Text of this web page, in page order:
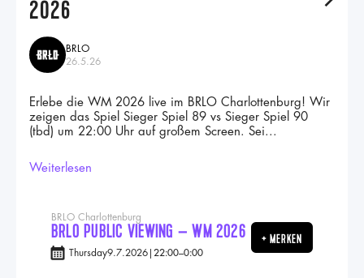
2026
BRLO
26.5.26
Erlebe die WM 2026 live im BRLO Charlottenburg! Wir
zeigen das Spiel Sieger Spiel 89 vs Sieger Spiel 90
(tbd) um 22:00 Uhr auf großem Screen. Sei...
Weiterlesen
BRLO Charlottenburg
BRLO PUBLIC VIEWING – WM 2026
Thursday9.7.2026 22:00–0:00
+ MERKEN